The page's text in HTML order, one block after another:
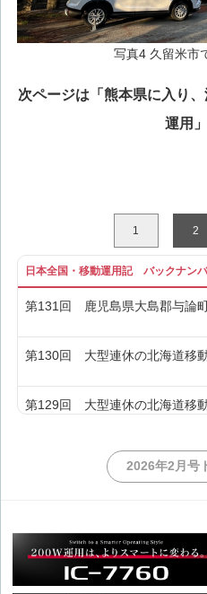
写真4 久留米市
次ページは「熊本県に入り
運用
1 2
日本全国・移動運用記 バックナン
第131回 鹿児島県大島郡与論
第130回 大型連休の北海道移
第129回 大型連休の北海道移
第128回 鹿児島郡十島村移動
第126回 横浜市・川崎市移動
2026年2月号